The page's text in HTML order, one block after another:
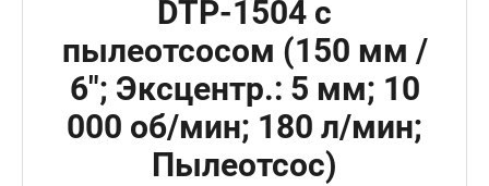
DTP-1504 с
пылеотсосом (150 мм /
6"; Эксцентр.: 5 мм; 10
000 об/мин; 180 л/мин;
Пылеотсос)